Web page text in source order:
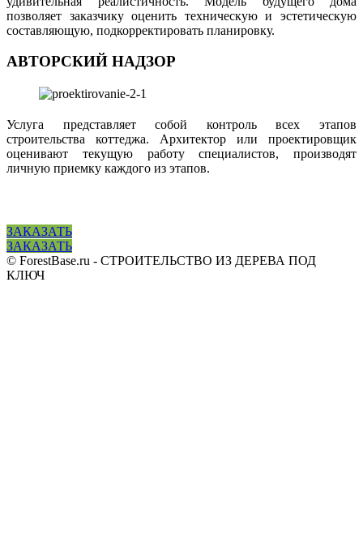
позволяет заказчику оценить техническую и эстетическую
составляющую, подкорректировать планировку.
АВТОРСКИЙ НАДЗОР
Услуга представляет собой контроль всех этапов
строительства коттеджа. Архитектор или проектировщик
оценивают текущую работу специалистов, производят
личную приемку каждого из этапов.
ЗАКАЗАТЬ
ЗАКАЗАТЬ
© ForestBase.ru - СТРОИТЕЛЬСТВО ИЗ ДЕРЕВА ПОД
КЛЮЧ